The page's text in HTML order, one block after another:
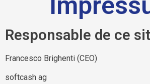
Responsable de ce
Francesco Brighenti (CEO)
softcash ag